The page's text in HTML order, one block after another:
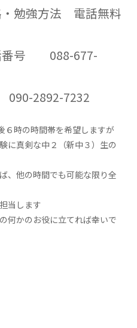
方法 電話無料
677-
7232
時の時間帯を希望しますが
な中２（新中３）生の
時間でも可能な限り全
します
お役に立てれば幸いで